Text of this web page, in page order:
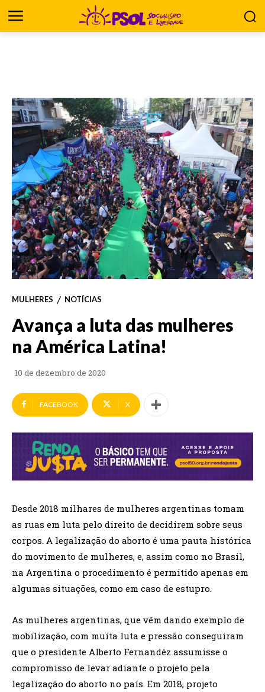
MULHERES NOTÍCIAS
Avança a luta das mulheres
na América Latina!
10 de dezembro de 2020
FACEBOOK X
Desde 2018 milhares de mulheres argentinas tomam
as ruas em luta pelo direito de decidirem sobre seus
corpos. A legalização do aborto é uma pauta histórica
do movimento de mulheres, e, assim como no Brasil,
na Argentina o procedimento é permitido apenas em
algumas situações, como em caso de estupro.
As mulheres argentinas, que vêm dando exemplo de
mobilização, com muita luta e pressão conseguiram
que o presidente Alberto Fernandéz assumisse o
compromisso de levar adiante o projeto pela
legalização do aborto no país. Em 2018, projeto